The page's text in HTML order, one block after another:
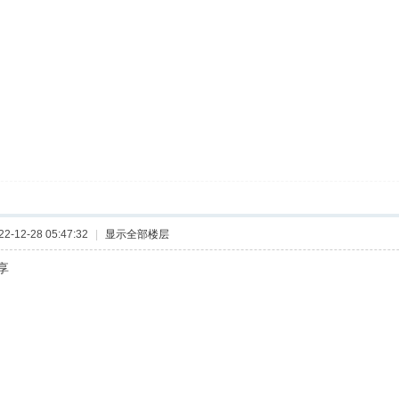
12-28 05:47:32 显示全部楼层